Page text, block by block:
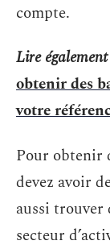
compte.
Lire
obtenir des
votre
Pour obtenir
devez avoir
aussi trouver
secteur